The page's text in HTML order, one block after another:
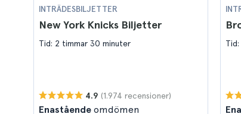
INTRÄDESBILJETTER
New York Knicks Biljetter
Tid: 2 timmar 30 minuter
4.9 (1.974 recensioner)
Enastående omdömen